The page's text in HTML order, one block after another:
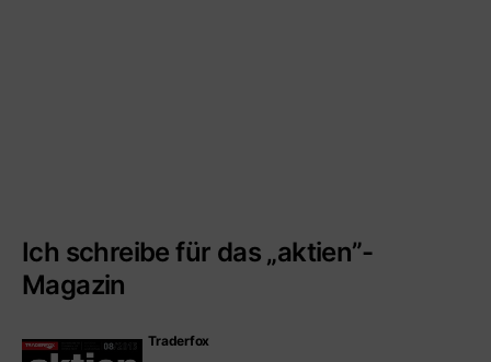
Ich schreibe für das „aktien”-
Magazin
Traderfox